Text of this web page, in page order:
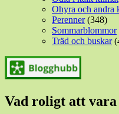
Ohyra och andra
Perenner(348)
Sommarblommor
Träd och buskar
Vad roligt att vara